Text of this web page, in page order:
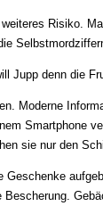
Risiko.
Jupp denn die
Moderne
Smartphone
sie nur den
Geschenke